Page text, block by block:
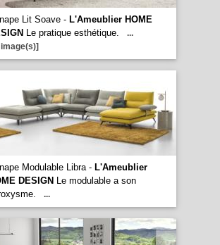
Lit Soave - L'Ameublier HOME
Le pratique esthétique.
...
image(s)]
Modulable Libra - L'Ameublier
DESIGN Le modulable a son
...